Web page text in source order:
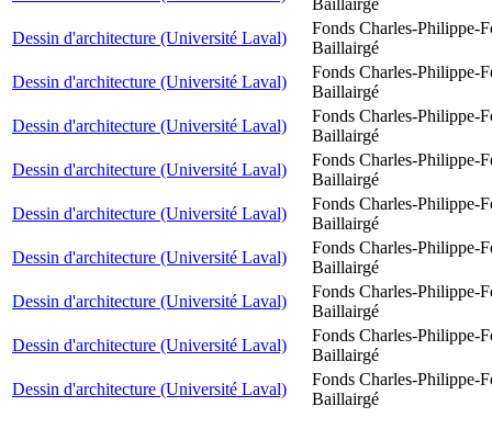
Baillairgé
Dessin d'architecture (Université Laval)
Fonds Charles-Philippe-
Baillairgé
Dessin d'architecture (Université Laval)
Fonds Charles-Philippe-
Baillairgé
Dessin d'architecture (Université Laval)
Fonds Charles-Philippe-
Baillairgé
Dessin d'architecture (Université Laval)
Fonds Charles-Philippe-
Baillairgé
Dessin d'architecture (Université Laval)
Fonds Charles-Philippe-
Baillairgé
Dessin d'architecture (Université Laval)
Fonds Charles-Philippe-
Baillairgé
Dessin d'architecture (Université Laval)
Fonds Charles-Philippe-
Baillairgé
Dessin d'architecture (Université Laval)
Fonds Charles-Philippe-
Baillairgé
Dessin d'architecture (Université Laval)
Fonds Charles-Philippe-
Baillairgé